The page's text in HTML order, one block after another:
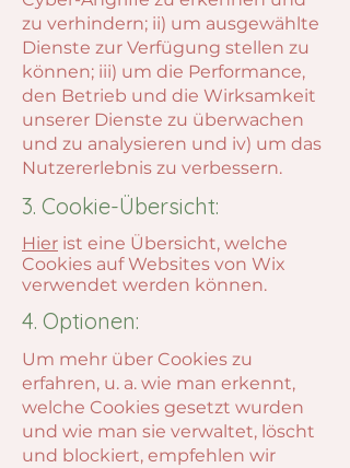
zu verhindern; ii) um ausgewählte
Dienste zur Verfügung stellen zu
können; iii) um die Performance,
den Betrieb und die Wirksamkeit
unserer Dienste zu überwachen
und zu analysieren und iv) um das
Nutzererlebnis zu verbessern.
3. Cookie-Übersicht:
Hier ist eine Übersicht, welche
Cookies auf Websites von Wix
verwendet werden können.
4. Optionen:
Um mehr über Cookies zu
erfahren, u. a. wie man erkennt,
welche Cookies gesetzt wurden
und wie man sie verwaltet, löscht
und blockiert, empfehlen wir